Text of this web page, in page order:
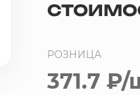
РОЗНИЦА
371.7 ₽/